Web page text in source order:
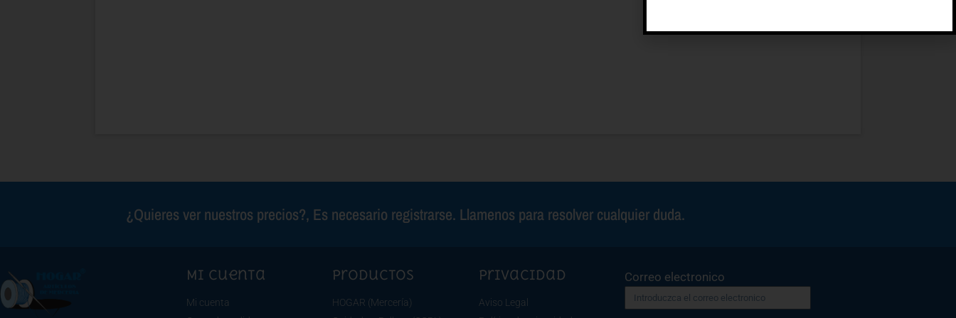
¿Quieres ver nuestros precios?, Es necesario registrarse. Llamenos para resolver cualquier duda.
Mi cuenta
Mi cuenta
Productos
HOGAR (Mercería)
Privacidad
Aviso Legal
Correo electronico